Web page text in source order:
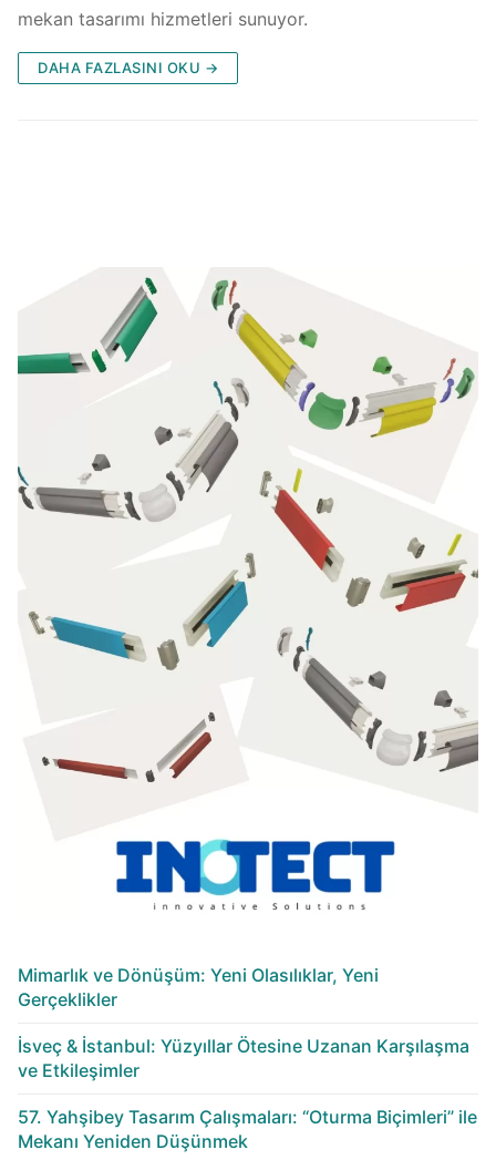
mekan tasarımı hizmetleri sunuyor.
DAHA FAZLASINI OKU →
Mimarlık ve Dönüşüm: Yeni Olasılıklar, Yeni
Gerçeklikler
İsveç & İstanbul: Yüzyıllar Ötesine Uzanan Karşılaşma
ve Etkileşimler
57. Yahşibey Tasarım Çalışmaları: “Oturma Biçimleri” ile
Mekanı Yeniden Düşünmek